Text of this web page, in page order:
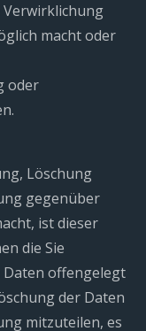
Verwirklichung
macht oder
oder
Löschung
gegenüber
ist dieser
die Sie
offengelegt
der Daten
mitzuteilen, es